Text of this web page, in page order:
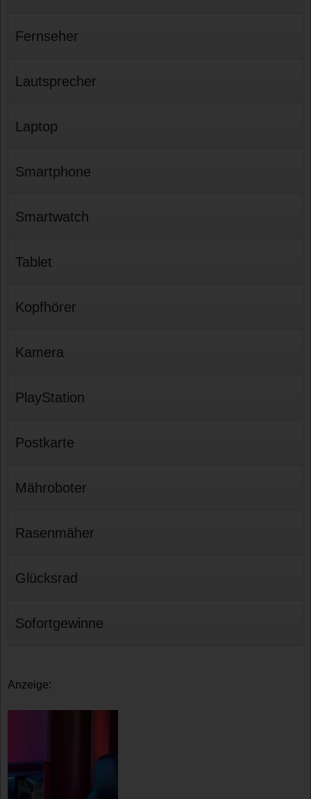
Fernseher
Lautsprecher
Laptop
Smartphone
Smartwatch
Tablet
Kopfhörer
Kamera
PlayStation
Postkarte
Mähroboter
Rasenmäher
Glücksrad
Sofortgewinne
Anzeige: